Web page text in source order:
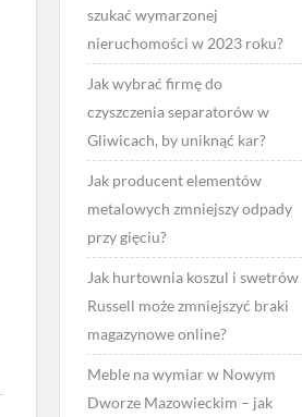
szukać wymarzonej
nieruchomości w 2023 roku?
Jak wybrać firmę do
czyszczenia separatorów w
Gliwicach, by uniknąć kar?
Jak producent elementów
metalowych zmniejszy odpady
przy gięciu?
Jak hurtownia koszul i swetrów
Russell może zmniejszyć braki
magazynowe online?
Meble na wymiar w Nowym
Dworze Mazowieckim – jak